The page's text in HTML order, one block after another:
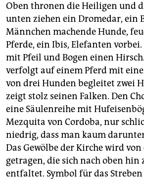
Oben thronen die Heiligen und
unten ziehen ein Dromedar, ein
Männchen machende Hunde,
Pferde, ein Ibis, Elefanten
mit Pfeil und Bogen einen
verfolgt auf einem Pferd mit
von drei Hunden begleitet zwei
zeigt stolz seinen Falken. Den
eine Säulenreihe mit
Mezquita von Cordoba, nur
niedrig, dass man kaum
Das Gewölbe der Kirche wird von
getragen, die sich nach oben hin
entfaltet. Symbol für das